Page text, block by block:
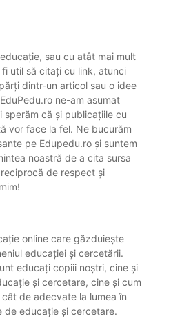
sau cu atât mai mult
util să citați cu link, atunci
dintr-un articol sau o idee
ne-am asumat
că și publicațiile cu
vor face la fel. Ne bucurăm
pe Edupedu.ro și suntem
noastră de a cita sursa
de respect și
online care găzduiește
educației și cercetării.
educați copiii noștri, cine și
și cercetare, cine și cum
de adecvate la lumea în
de educație și cercetare.